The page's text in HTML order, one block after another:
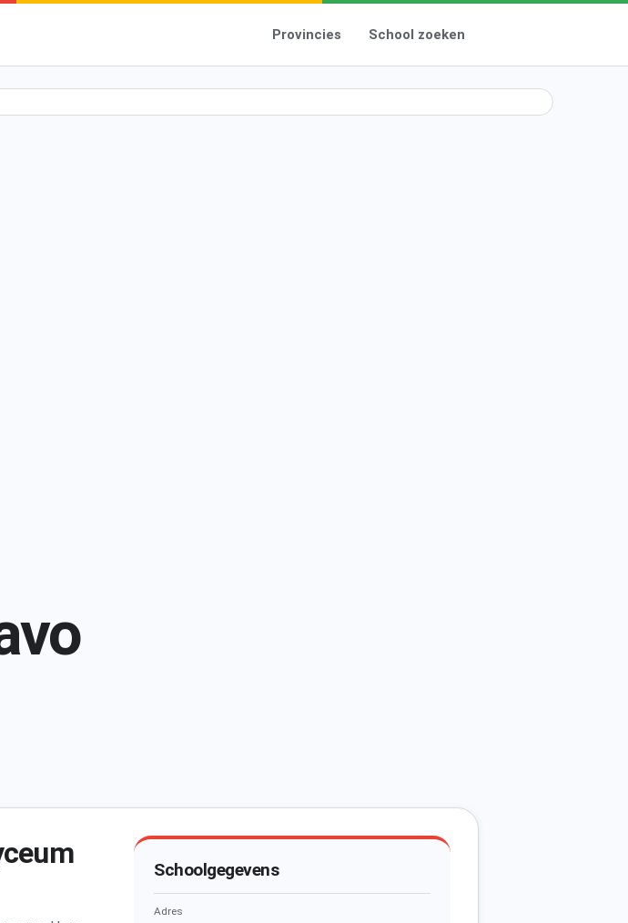
Provincies School zoeken
Schoolgegevens
Adres